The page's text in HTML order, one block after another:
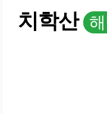
치학산